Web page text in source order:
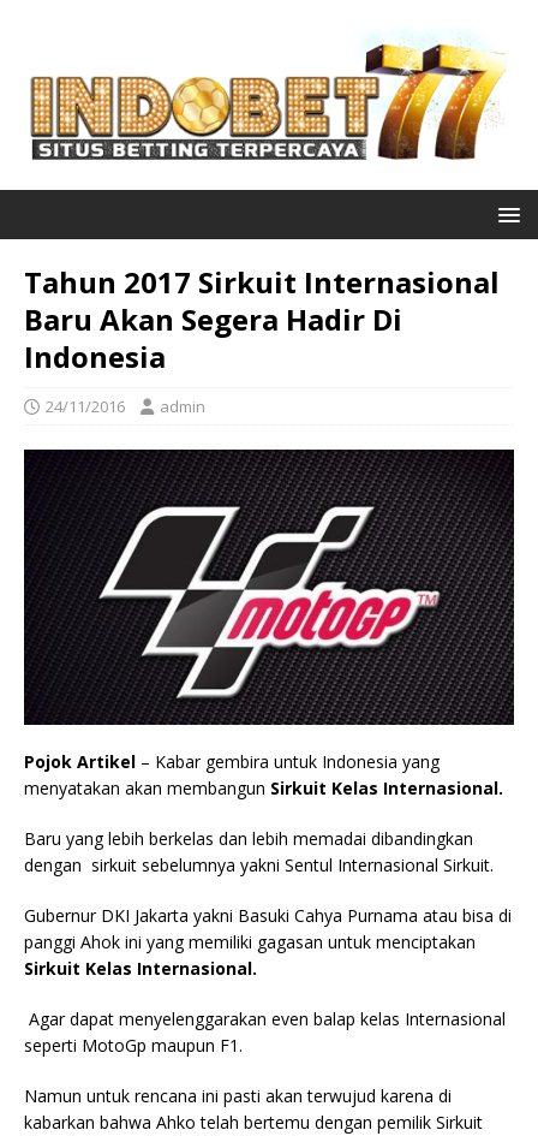
Tahun 2017 Sirkuit Internasional
Baru Akan Segera Hadir Di
Indonesia
24/11/2016 admin
Pojok Artikel – Kabar gembira untuk Indonesia yang
menyatakan akan membangun Sirkuit Kelas Internasional.
Baru yang lebih berkelas dan lebih memadai dibandingkan
dengan sirkuit sebelumnya yakni Sentul Internasional Sirkuit.
Gubernur DKI Jakarta yakni Basuki Cahya Purnama atau bisa di
panggi Ahok ini yang memiliki gagasan untuk menciptakan
Sirkuit Kelas Internasional.
Agar dapat menyelenggarakan even balap kelas Internasional
seperti MotoGp maupun F1.
Namun untuk rencana ini pasti akan terwujud karena di
kabarkan bahwa Ahko telah bertemu dengan pemilik Sirkuit